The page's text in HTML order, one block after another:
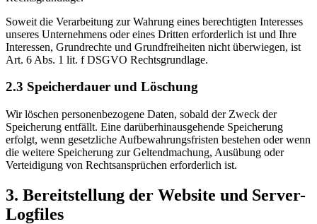
Soweit die Verarbeitung zur Wahrung eines berechtigten Interesses
unseres Unternehmens oder eines Dritten erforderlich ist und Ihre
Interessen, Grundrechte und Grundfreiheiten nicht überwiegen, ist
Art. 6 Abs. 1 lit. f DSGVO Rechtsgrundlage.
2.3 Speicherdauer und Löschung
Wir löschen personenbezogene Daten, sobald der Zweck der
Speicherung entfällt. Eine darüberhinausgehende Speicherung
erfolgt, wenn gesetzliche Aufbewahrungsfristen bestehen oder wenn
die weitere Speicherung zur Geltendmachung, Ausübung oder
Verteidigung von Rechtsansprüchen erforderlich ist.
3. Bereitstellung der Website und Server-
Logfiles